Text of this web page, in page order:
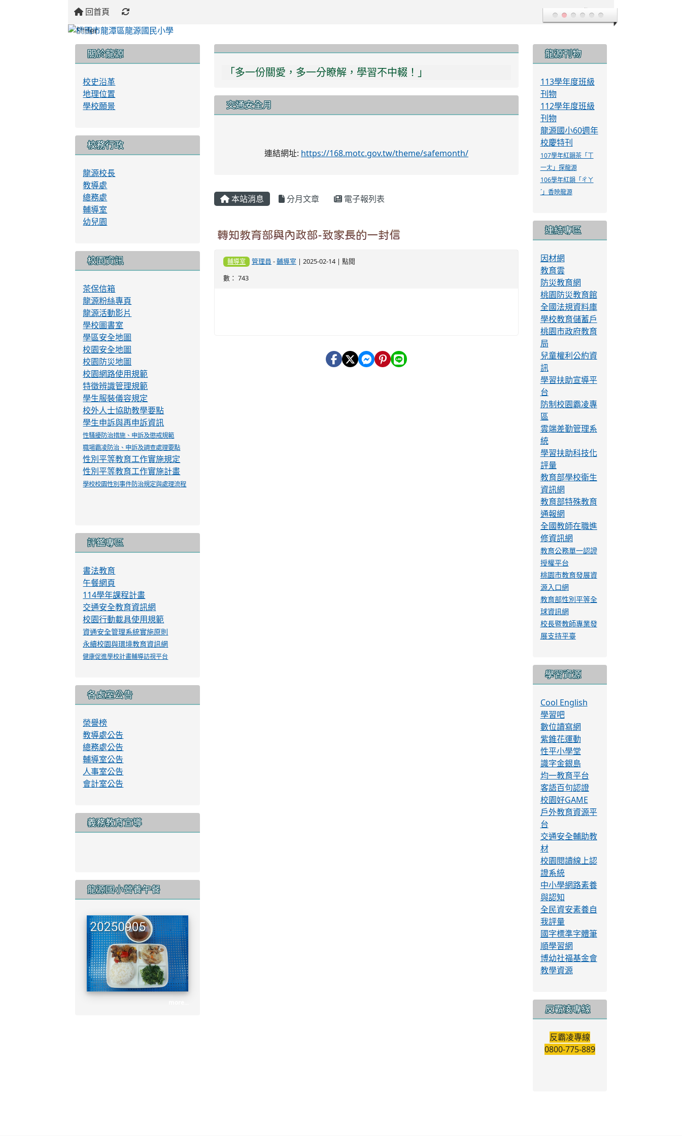
回首頁 登入
「多一份關愛，多一分瞭解，學習不中輟！」
交通安全月
連結網址: https://168.motc.gov.tw/theme/safemonth/
本站消息 分月文章 電子報列表
轉知教育部與內政部-致家長的一封信
輔導室 管理員 -輔導室 | 2025-02-14 | 點閱
數： 743
關於龍源
校史沿革
地理位置
學校願景
校務行政
龍源校長
教導處
總務處
輔導室
幼兒園
校園資訊
茶保信箱
龍源粉絲專頁
龍源活動影片
學校圖書室
學區安全地圖
校園安全地圖
校園防災地圖
校園網路使用規範
特徵辨識管理規範
學生服裝儀容規定
校外人士協助教學要點
學生申訴與再申訴資訊
性騷擾防治措施、申訴及懲戒規範
職場霸凌防治、申訴及調查處理要點
性別平等教育工作實施規定
性別平等教育工作實施計畫
學校校園性別事件防治規定與處理流程
評鑑專區
書法教育
午餐網頁
114學年課程計畫
交通安全教育資訊網
校園行動載具使用規範
資通安全管理系統實施原則
永續校園與環境教育資訊網
健康促進學校計畫輔導訪視平台
各處室公告
榮譽榜
教導處公告
總務處公告
輔導室公告
人事室公告
會計室公告
義務教育宣導
龍源國小營養午餐
龍源刊物
113學年度班級
刊物
112學年度班級
刊物
龍源國小60週年
校慶特刊
107學年紅韻茶「ㄒ
一ㄤ」探龍源
106學年紅韻「ㄔㄚ
ˊ」香映龍源
連結專區
因材網
教育雲
防災教育網
桃園防災教育館
全國法規資料庫
學校教育儲蓄戶
桃園市政府教育
局
兒童權利公約資
訊
學習扶助宣導平
台
防制校園霸凌專
區
雲端差勤管理系
統
學習扶助科技化
評量
教育部學校衛生
資訊網
教育部特殊教育
通報網
全國教師在職進
修資訊網
教育公務單一認證
授權平台
桃園市教育發展資
源入口網
教育部性別平等全
球資訊網
校長暨教師專業發
展支持平臺
學習資源
Cool English
學習吧
數位讀寫網
紫錐花運動
性平小學堂
識字金銀島
均一教育平台
客語百句認證
校園好GAME
戶外教育資源平
台
交通安全輔助教
材
校園閱讀線上認
證系統
中小學網路素養
與認知
全民資安素養自
我評量
國字標準字體筆
順學習網
博幼社福基金會
教學資源
反霸凌專線
反霸凌專線
0800-775-889